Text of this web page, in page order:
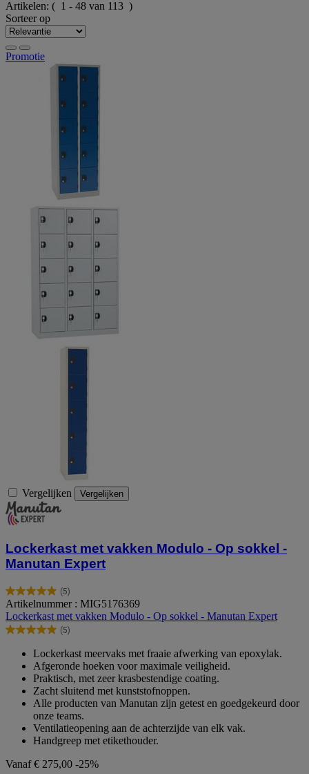
Artikelen: ( 1 - 48 van 113 )
Sorteer op
Promotie
Vergelijken Vergelijken
Lockerkast met vakken Modulo - Op sokkel -
Manutan Expert
(5)
5.0
van
de
5
beoordelingen
Artikelnummer : MIG5176369
Lockerkast met vakken Modulo - Op sokkel - Manutan Expert
(5)
5.0
sterren.
beoordelingen
Lockerkast meervaks met fraaie afwerking van epoxylak.
Afgeronde hoeken voor maximale veiligheid.
Praktisch, met zeer krasbestendige coating.
Zacht sluitend met kunststofnoppen.
Alle producten van Manutan zijn getest en goedgekeurd door
onze teams.
Ventilatieopening aan de achterzijde van elk vak.
Handgreep met etikethouder.
Vanaf€ 275,00 -25%